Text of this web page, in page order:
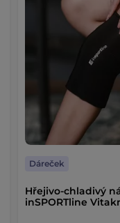
Hřejivo-chladivý
inSPORTline
Dáreček